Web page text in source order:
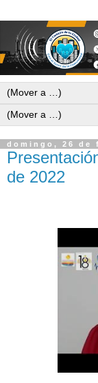
domingo, 26 de
de 2022